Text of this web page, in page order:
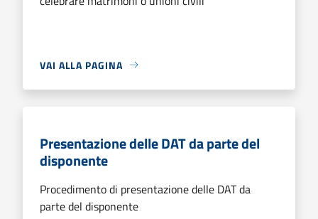
VAI ALLA PAGINA
Presentazione delle DAT da parte del
disponente
Procedimento di presentazione delle DAT da
parte del disponente